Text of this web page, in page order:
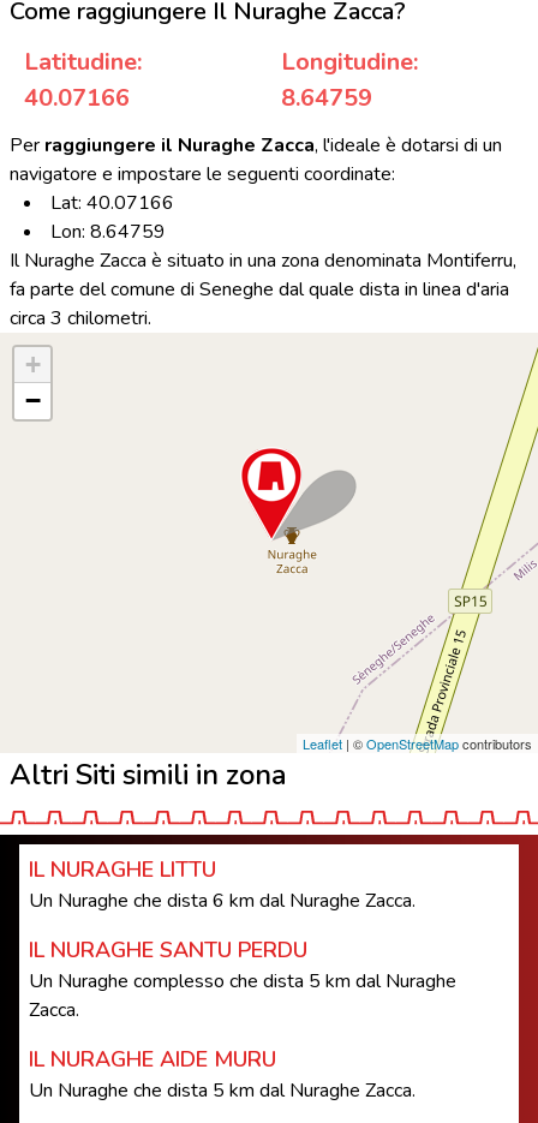
Come raggiungere Il Nuraghe Zacca?
Latitudine:
40.07166
Longitudine:
8.64759
Per raggiungere il Nuraghe Zacca, l'ideale è dotarsi di un
navigatore e impostare le seguenti coordinate:
Lat: 40.07166
Lon: 8.64759
Il Nuraghe Zacca è situato in una zona denominata Montiferru,
fa parte del comune di Seneghe dal quale dista in linea d'aria
circa 3 chilometri.
+
−
Leaflet | ©OpenStreetMapcontributors
Altri Siti simili in zona
IL NURAGHE LITTU
Un Nuraghe che dista 6 km dal Nuraghe Zacca.
IL NURAGHE SANTU PERDU
Un Nuraghe complesso che dista 5 km dal Nuraghe
Zacca.
IL NURAGHE AIDE MURU
Un Nuraghe che dista 5 km dal Nuraghe Zacca.